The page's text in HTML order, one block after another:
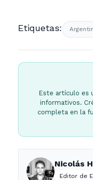
Etiquetas:
Este artículo es
informativos.
completa en la
Nicolás
Editor de